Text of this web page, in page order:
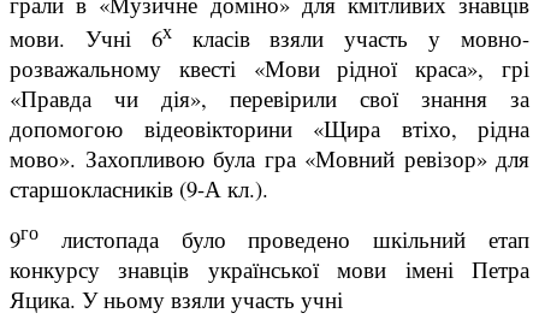
мови. Учні 6хкласів взяли участь у мовно-
розважальному квесті «Мови рідної краса», грі
«Правда чи дія», перевірили свої знання за
допомогою відеовікторини «Щира втіхо, рідна
мово». Захопливою була гра «Мовний ревізор» для
старшокласників (9-А кл.).
9го
листопада було проведено шкільний етап
конкурсу знавців української мови імені Петра
Яцика. У ньому взяли участь учні